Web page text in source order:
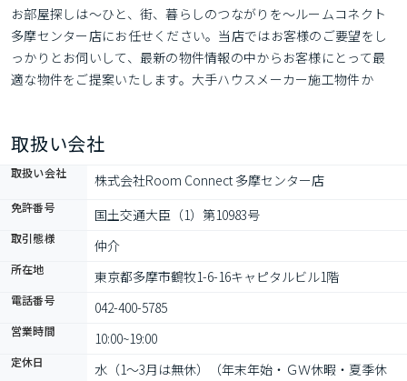
お部屋探しは～ひと、街、暮らしのつながりを～ルームコネクト
多摩センター店にお任せください。当店ではお客様のご要望をし
っかりとお伺いして、最新の物件情報の中からお客様にとって最
適な物件をご提案いたします。大手ハウスメーカー施工物件か
トなど素敵な新生活につながるお手伝いもしていきます。
取扱い会社
取扱い会社 株式会社Room Connect 多摩センター店
免許番号 国土交通大臣（1）第10983号
取引態様 仲介
所在地 東京都多摩市鶴牧1-6-16キャピタルビル1階
電話番号 042-400-5785
営業時間 10:00~19:00
定休日
水（1～3月は無休）（年末年始・ＧＷ休暇・夏季休